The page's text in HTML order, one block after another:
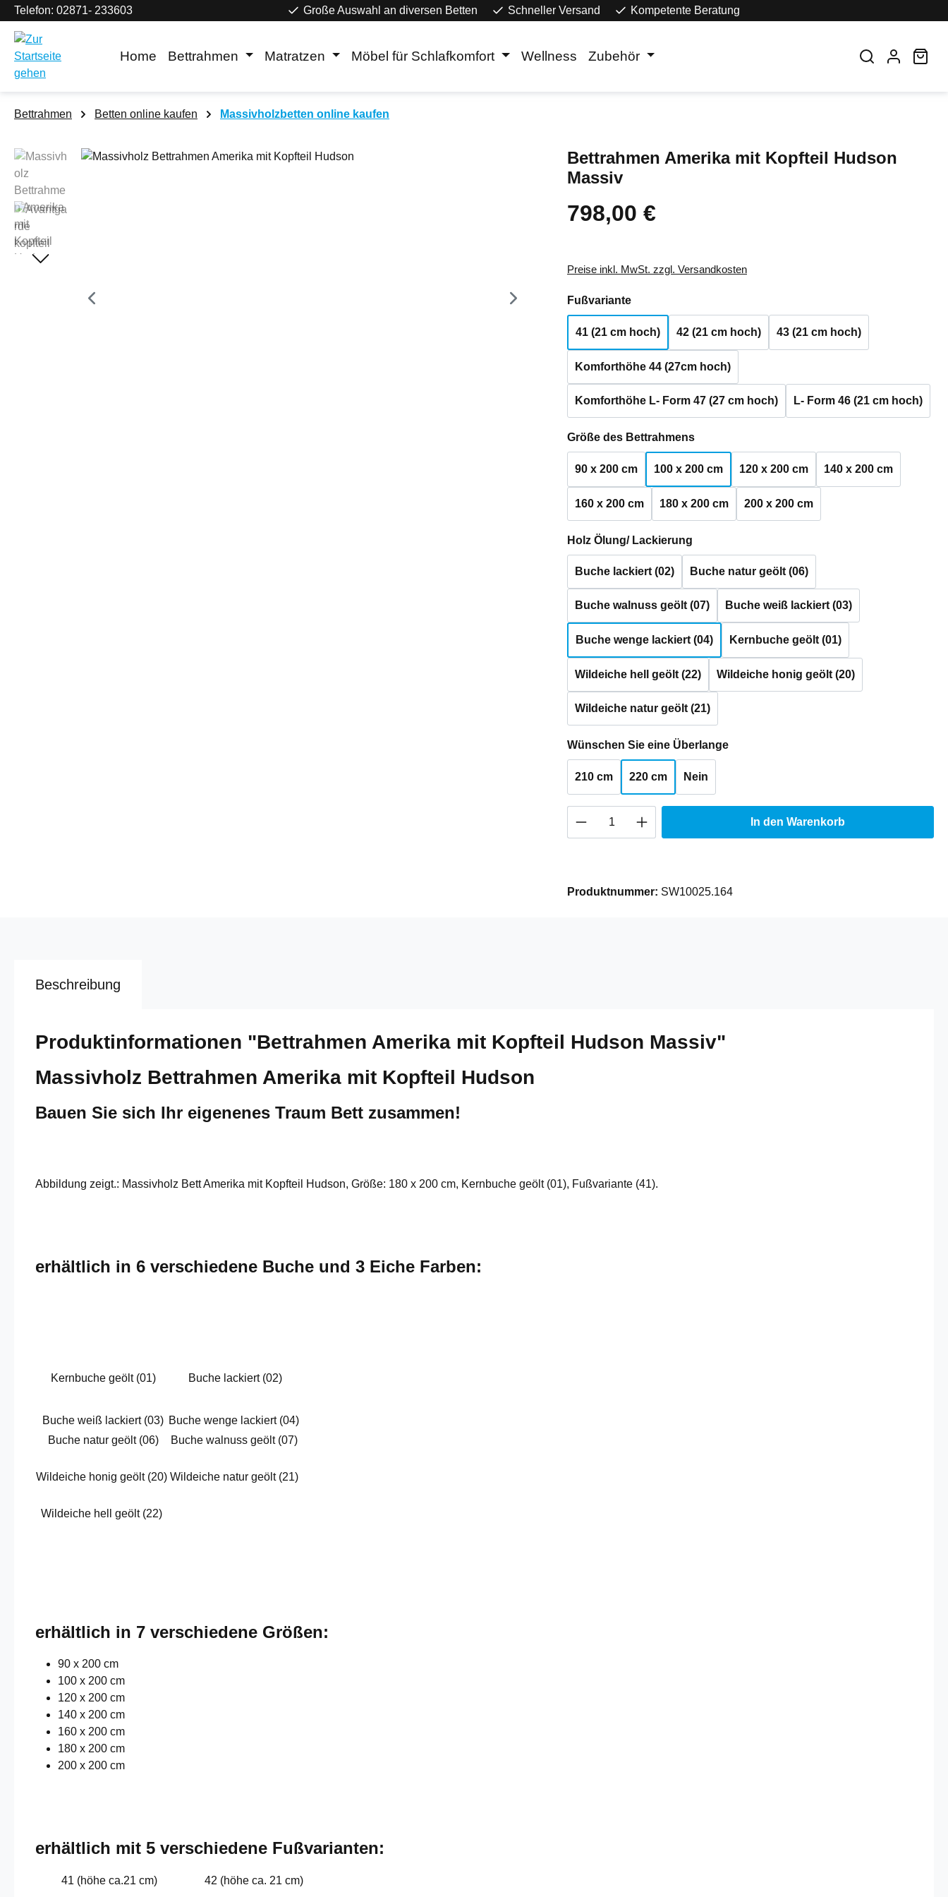
Hauptinhalt springen
Zur Suche springen
Zur Hauptnavigation springen
Telefon: 02871- 233603 Große Auswahl an diversen Betten Schneller Versand Kompetente Beratung
Home Bettrahmen Matratzen Möbel für Schlafkomfort Wellness Zubehör
Bettrahmen Betten online kaufen Massivholzbetten online kaufen
Bildergalerie überspringen
Bettrahmen Amerika mit Kopfteil Hudson
Massiv
Regulärer Preis:
798,00 €
Preise inkl. MwSt. zzgl. Versandkosten
Fußvarianteauswählen
41 (21 cm hoch) 42 (21 cm hoch) 43 (21 cm hoch)
Komforthöhe 44 (27cm hoch)
Komforthöhe L- Form 47 (27 cm hoch) L- Form 46 (21 cm hoch)
Größe des Bettrahmensauswählen
90 x 200 cm 100 x 200 cm 120 x 200 cm 140 x 200 cm
160 x 200 cm 180 x 200 cm 200 x 200 cm
Holz Ölung/ Lackierung
Buche lackiert (02) Buche natur geölt (06)
Buche walnuss geölt (07) Buche weiß lackiert (03)
Buche wenge lackiert (04) Kernbuche geölt (01)
Wildeiche hell geölt (22) Wildeiche honig geölt (20)
Wildeiche natur geölt (21)
Wünschen Sie eine Überlangeauswählen
210 cm 220 cm Nein
Produkt Anzahl: Gib den gewünschten Wert ein
In den Warenkorb
Produktnummer: SW10025.164
Beschreibung
Produktinformationen "Bettrahmen Amerika mit Kopfteil Hudson Massiv"
Massivholz Bettrahmen Amerika mit Kopfteil Hudson
Bauen Sie sich Ihr eigenenes Traum Bett zusammen!
Abbildung zeigt.: Massivholz Bett Amerika mit Kopfteil Hudson, Größe: 180 x 200 cm, Kernbuche geölt (01), Fußvariante (41).
erhältlich in 6 verschiedene Buche und 3 Eiche Farben:
Kernbuche geölt (01) Buche lackiert (02)
Buche weiß lackiert (03) Buche wenge lackiert (04)
Buche natur geölt (06)
Buche walnuss geölt (07)
Wildeiche honig geölt (20) Wildeiche natur geölt (21)
Wildeiche hell geölt (22)
erhältlich in 7 verschiedene Größen:
90 x 200 cm
100 x 200 cm
120 x 200 cm
140 x 200 cm
160 x 200 cm
180 x 200 cm
200 x 200 cm
erhältlich mit 5 verschiedene Fußvarianten:
41 (höhe ca.21 cm) 42 (höhe ca. 21 cm)